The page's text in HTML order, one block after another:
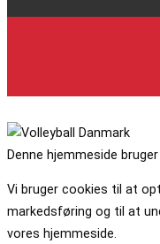
Denne hjemmeside
Vi bruger cookies til at
markedsføring og til at
vores hjemmeside.